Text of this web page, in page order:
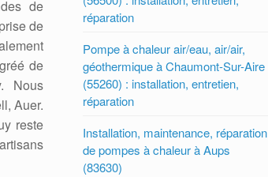
de
de
de
Nous
Auer.
reste
réparation
Pompe à chaleur air/eau, air/air,
géothermique à Chaumont-Sur-Aire
(55260) : installation, entretien,
réparation
Installation, maintenance, réparation
de pompes à chaleur à Aups
(83630)